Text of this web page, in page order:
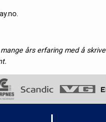
års erfaring med å skrive